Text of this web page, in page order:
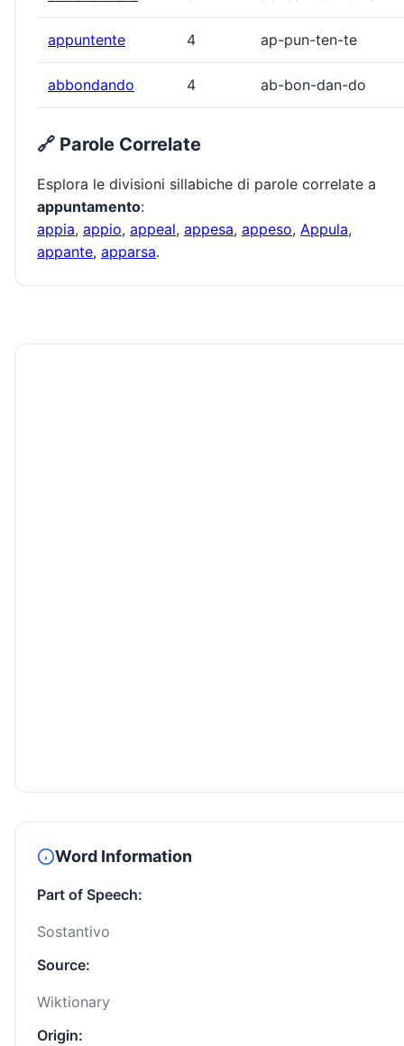
appuntente 4 ap-pun-ten-te
abbondando 4 ab-bon-dan-do
🔗 Parole Correlate
Esplora le divisioni sillabiche di parole correlate a
appuntamento:
appia, appio, appeal, appesa, appeso, Appula,
appante, apparsa.
Word Information
Part of Speech:
Sostantivo
Source:
Wiktionary
Origin: